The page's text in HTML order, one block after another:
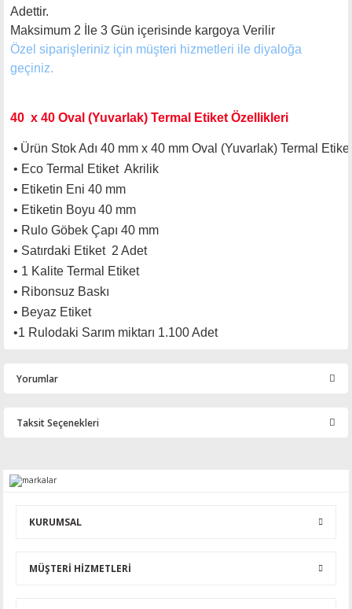
Adettir.
Maksimum 2 İle 3 Gün içerisinde kargoya Verilir
Özel siparişleriniz için müşteri hizmetleri ile diyaloğa
geçiniz.
40 x 40 Oval (Yuvarlak) Termal Etiket Özellikleri
• Ürün Stok Adı 40 mm x 40 mm Oval (Yuvarlak) Termal
• Eco Termal Etiket Akrilik
• Etiketin Eni 40 mm
• Etiketin Boyu 40 mm
• Rulo Göbek Çapı 40 mm
• Satırdaki Etiket 2 Adet
• 1 Kalite Termal Etiket
• Ribonsuz Baskı
• Beyaz Etiket
•1 Rulodaki Sarım miktarı 1.100 Adet
Yorumlar
Taksit Seçenekleri
KURUMSAL
MÜŞTERİ HİZMETLERİ